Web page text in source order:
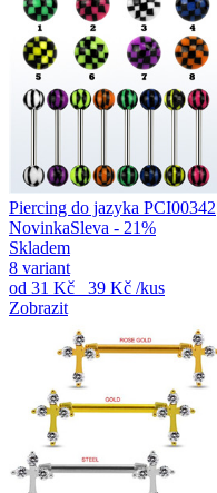
Piercing do jazyka PCI00342
NovinkaSleva - 21%
Skladem
8 variant
od 31 Kč 39 Kč /kus
Zobrazit